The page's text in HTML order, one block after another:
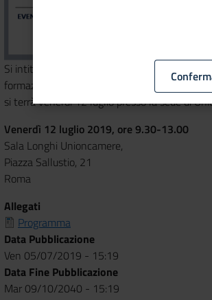
Si intitola "Crisi d'impresa: la riforma" l'evento
formazione dei segretari generali delle
si terrà venerdì 12 luglio presso la sede di
Venerdì 12 luglio 2019, ore 9.30-13.00
Sala Longhi Unioncamere,
Piazza Sallustio, 21
Roma
Allegati
Programma
Data Pubblicazione
Ven 05/07/2019 - 15:19
Data Fine Pubblicazione
Mar 09/10/2040 - 15:19